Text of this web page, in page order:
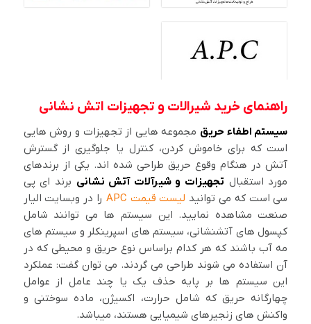
راهنمای خرید شیرالات و تجهیزات اتش نشانی
سیستم اطفاء حریق مجموعه هایی از تجهیزات و روش هایی
است که برای خاموش کردن، کنترل یا جلوگیری از گسترش
آتش در هنگام وقوع حریق طراحی شده اند. یکی از برندهای
مورد استقبال تجهیزات و شیرآلات آتش نشانی برند ای پی
سی است که می توانید لیست قیمت APC
را در وبسایت الیار
صنعت مشاهده نمایید. این سیستم ها می توانند شامل
کپسول های آتشنشانی، سیستم های اسپرینکلر و سیستم های
مه آب باشند که هر کدام براساس نوع حریق و محیطی که در
آن استفاده می شوند طراحی می گردند. می توان گفت: عملکرد
این سیستم ها بر پایه حذف یک یا چند عامل از عوامل
چهارگانه حریق که شامل حرارت، اکسیژن، ماده سوختنی و
واکنش های زنجیرهای شیمیایی هستند، میباشد.